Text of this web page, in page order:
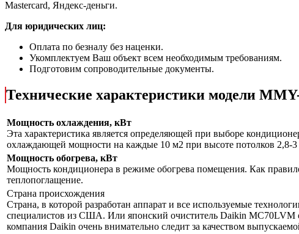
Mastercard, Яндекс-деньги.
Для юридических лиц:
Оплата по безналу без наценки.
Укомплектуем Ваш объект всем необходимым требованиям.
Подготовим сопроводительные документы.
Технические характеристики модели
Мощность охлаждения, кВт
Эта характеристика является определяющей при выборе
охлаждающей мощности на каждые 10 м2 при высоте потолков 2,8-3
Мощность обогрева, кВт
Мощность кондиционера в режиме обогрева помещения. Как
теплопоглащение.
Страна происхождения
Страна, в которой разработан аппарат и все используемые
специалистов из США. Или японский очиститель Daikin MC70LVM
компания Daikin очень внимательно следит за качеством